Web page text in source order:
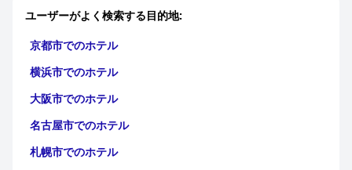
ユーザーがよく検索する目的地:
京都市でのホテル
横浜市でのホテル
大阪市でのホテル
名古屋市でのホテル
札幌市でのホテル